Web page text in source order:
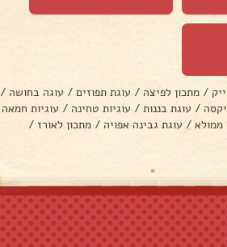
/ מתכון לפיצה / עוגת תפוזים / עוגה בחושה /
/ עוגת בננות / עוגיות טחינה / עוגיות חמאה
ממולא / עוגת גבינה אפויה / מתכון לאורז /